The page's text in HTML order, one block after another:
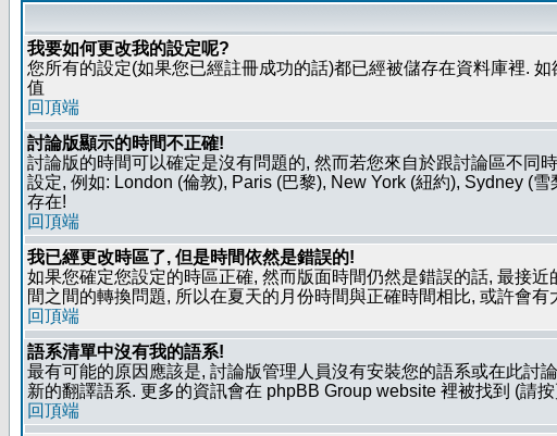
我要如何更改我的設定呢?
您所有的設定(如果您已經註冊成功的話)都已經被儲存在資料庫裡.
值
回頂端
討論版顯示的時間不正確!
討論版的時間可以確定是沒有問題的, 然而若您來自於跟討論區不同
設定, 例如: London (倫敦), Paris (巴黎), New York (紐約), Sydney (
存在!
回頂端
我已經更改時區了, 但是時間依然是錯誤的!
如果您確定您設定的時區正確, 然而版面時間仍然是錯誤的話, 最接
間之間的轉換問題, 所以在夏天的月份時間與正確時間相比, 或許會有
回頂端
語系清單中沒有我的語系!
最有可能的原因應該是, 討論版管理人員沒有安裝您的語系或在此討
新的翻譯語系. 更多的資訊會在 phpBB Group website 裡被找到 (請
回頂端